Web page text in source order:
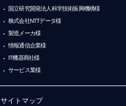
国立研究開発法人科学技術振興機構様
株式会社NTTデータ様
製造メーカ様
情報通信企業様
IT機器商社様
サービス業様
サイトマップ